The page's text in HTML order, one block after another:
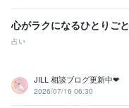
心がラクになるひとりごと
占い
JILL 相談ブログ更新中❤︎
2026/07/16 06:30